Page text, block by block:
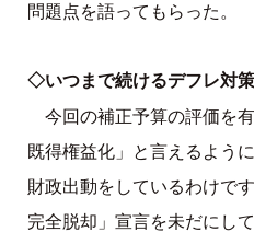
問題点を語ってもらった。
◇いつまで続けるデフレ対策
今回の補正予算の評価を
既得権益化」と言えるよう
財政出動をしているわけで
完全脱却」宣言を未だにし